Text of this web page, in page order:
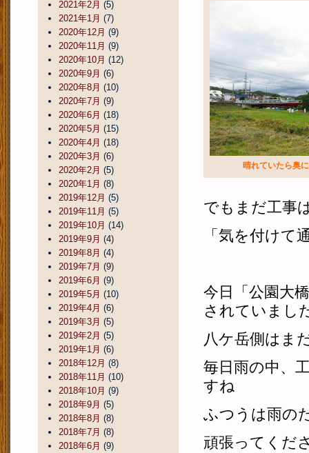
晴れていたら奥
でもまだ工事
「気を付けて
今日「公園大
されていまし
八ケ岳側はま
毎日雨の中、
すね
ふつうは雨の
頑張ってくだ
2021年2月 (5)
2021年1月 (7)
2020年12月 (9)
2020年11月 (9)
2020年10月 (12)
2020年9月 (6)
2020年8月 (10)
2020年7月 (9)
2020年6月 (18)
2020年5月 (15)
2020年4月 (18)
2020年3月 (6)
2020年2月 (5)
2020年1月 (8)
2019年12月 (5)
2019年11月 (5)
2019年10月 (14)
2019年9月 (4)
2019年8月 (4)
2019年7月 (9)
2019年6月 (9)
2019年5月 (10)
2019年4月 (6)
2019年3月 (5)
2019年2月 (5)
2019年1月 (6)
2018年12月 (8)
2018年11月 (10)
2018年10月 (9)
2018年9月 (5)
2018年8月 (8)
2018年7月 (8)
2018年6月 (9)